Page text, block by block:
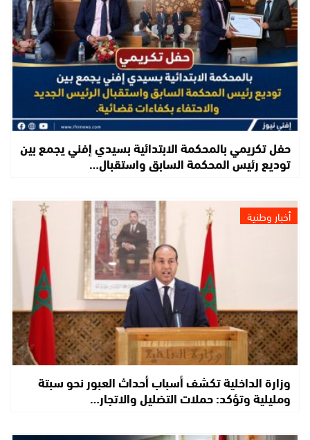
حفل تكريمي بالمحكمة الابتدائية بسيدي إفني يجمع بين
توديع رئيس المحكمة السابق واستقبال…
أخبار وطنية
وزارة الداخلية تكشف أسباب أحداث العبور نحو سبتة
ومليلية وتؤكد: حملات التضليل والاتجار…